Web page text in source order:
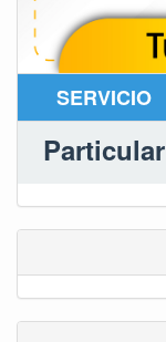
SERVICIO
Particular